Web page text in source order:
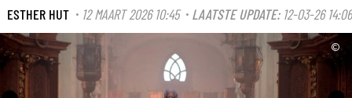
ESTHER HUT · 12 MAART 2026 10:45· LAATSTE UPDATE: 12-03-26 14:06
©